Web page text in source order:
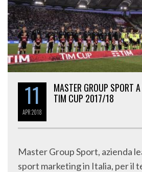
11
APR2018
MASTER GROUP SPORT
TIM CUP 2017/18
Master Group Sport, azienda
sport marketing in Italia, per il